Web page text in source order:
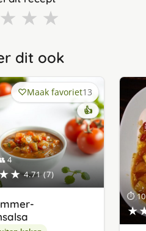
★ ★ ★
dit ook
4
4.71 (7)
Maak favoriet13
👍
⏱